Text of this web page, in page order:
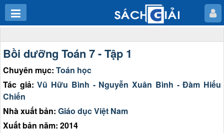
Bồi dưỡng Toán 7 - Tập 1
Chuyên mục: Toán học
Tác giả:Vũ Hữu Bình - Nguyễn Xuân Bình - Đàm Hiếu
Chiến
Nhà xuất bản: Giáo dục Việt Nam
Xuất bản năm: 2014